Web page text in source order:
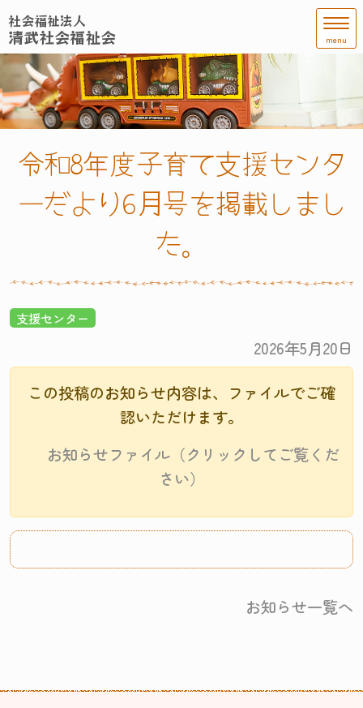
社会福祉法人
清武社会福祉会
令和8年度子育て支援センタ
ーだより6月号を掲載しまし
た。
支援センター
2026年5月20日
この投稿のお知らせ内容は、ファイルでご確
認いただけます。
お知らせファイル（クリックしてご覧くだ
さい）
お知らせ一覧へ
menu